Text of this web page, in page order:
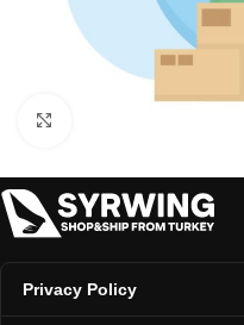
Privacy Policy